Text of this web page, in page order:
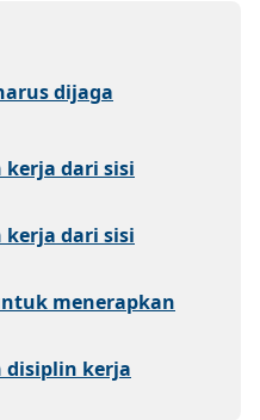
dijaga
kerja dari sisi
kerja dari sisi
menerapkan
disiplin kerja